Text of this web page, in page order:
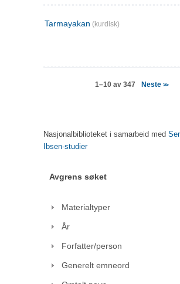
Tarmayakan (kurdisk)
1–10 av 347 Neste >>
Nasjonalbiblioteket i samarbeid med
Ibsen-studier
Avgrens søket
Materialtyper
År
Forfatter/person
Generelt emneord